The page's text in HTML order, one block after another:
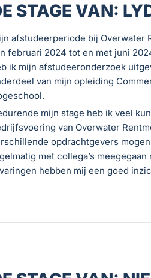
STAGE VAN:
afstudeerperiode bij Overwater
februari 2024 tot en met juni
ik mijn afstudeeronderzoek
van mijn opleiding
mijn stage heb ik veel
van Overwater
opdrachtgevers
met collega’s
hebben mij een goed